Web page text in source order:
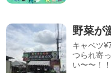
野菜が
キャベツ
つられ寄
い〜〜！